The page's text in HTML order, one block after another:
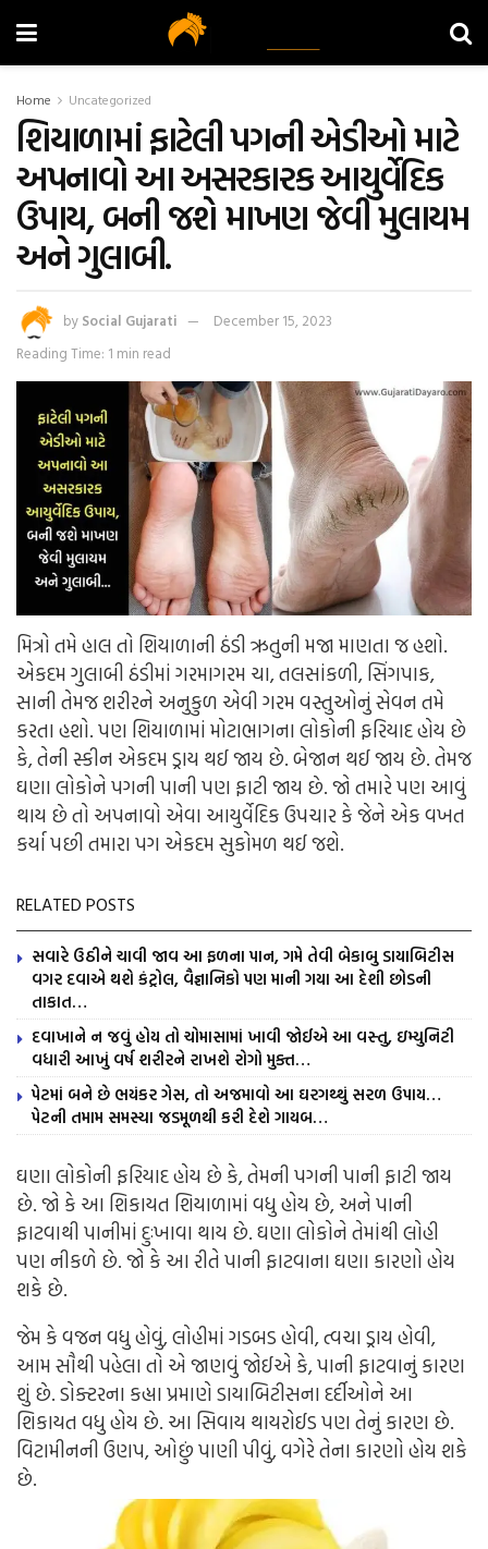
Home Uncategorized
શિયાળામાં ફાટેલી પગની એડીઓ માટે
અપનાવો આ અસરકારક આયુર્વેદિક
ઉપાય, બની જશે માખણ જેવી મુલાયમ
અને ગુલાબી.
by Social Gujarati
December 15, 2023
Reading Time: 1 min read
મિત્રો તમે હાલ તો શિયાળાની ઠંડી ઋતુની મજા માણતા જ હશો.
એકદમ ગુલાબી ઠંડીમાં ગરમાગરમ ચા, તલસાંકળી, સિંગપાક,
સાની તેમજ શરીરને અનુકુળ એવી ગરમ વસ્તુઓનું સેવન તમે
કરતા હશો. પણ શિયાળામાં મોટાભાગના લોકોની ફરિયાદ હોય છે
કે, તેની સ્કીન એકદમ ડ્રાય થઈ જાય છે. બેજાન થઈ જાય છે. તેમજ
ઘણા લોકોને પગની પાની પણ ફાટી જાય છે. જો તમારે પણ આવું
થાય છે તો અપનાવો એવા આયુર્વેદિક ઉપચાર કે જેને એક વખત
કર્યા પછી તમારા પગ એકદમ સુકોમળ થઈ જશે.
RELATED POSTS
સવારે ઉઠીને ચાવી જાવ આ ફળના પાન, ગમે તેવી બેકાબુ ડાયાબિટીસ
વગર દવાએ થશે કંટ્રોલ, વૈજ્ઞાનિકો પણ માની ગયા આ દેશી છોડની
તાકાત…
દવાખાને ન જવું હોય તો ચોમાસામાં ખાવી જોઈએ આ વસ્તુ, ઇમ્યુનિટી
વધારી આખું વર્ષ શરીરને રાખશે રોગો મુક્ત…
પેટમાં બને છે ભયંકર ગેસ, તો અજમાવો આ ઘરગથ્થું સરળ ઉપાય…
પેટની તમામ સમસ્યા જડમૂળથી કરી દેશે ગાયબ…
ઘણા લોકોની ફરિયાદ હોય છે કે, તેમની પગની પાની ફાટી જાય
છે. જો કે આ શિકાયત શિયાળામાં વધુ હોય છે, અને પાની
ફાટવાથી પાનીમાં દુઃખાવા થાય છે. ઘણા લોકોને તેમાંથી લોહી
પણ નીકળે છે. જો કે આ રીતે પાની ફાટવાના ઘણા કારણો હોય
શકે છે.
જેમ કે વજન વધુ હોવું, લોહીમાં ગડબડ હોવી, ત્વચા ડ્રાય હોવી,
આમ સૌથી પહેલા તો એ જાણવું જોઈએ કે, પાની ફાટવાનું કારણ
શું છે. ડોક્ટરના કહ્યા પ્રમાણે ડાયાબિટીસના દર્દીઓને આ
શિકાયત વધુ હોય છે. આ સિવાય થાયરોઈડ પણ તેનું કારણ છે.
વિટામીનની ઉણપ, ઓછું પાણી પીવું, વગેરે તેના કારણો હોય શકે
છે.